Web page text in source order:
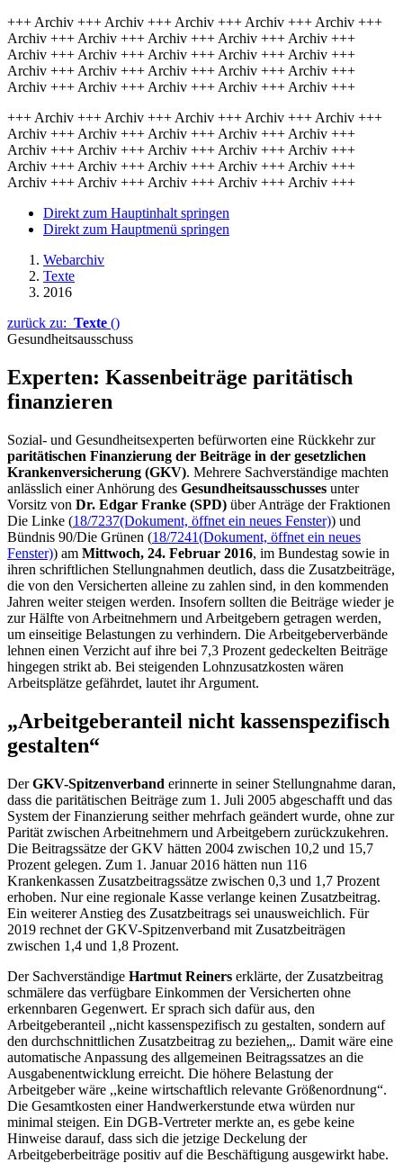
+++ Archiv +++ Archiv +++ Archiv +++ Archiv +++ Archiv +++
Archiv +++ Archiv +++ Archiv +++ Archiv +++ Archiv +++
Archiv +++ Archiv +++ Archiv +++ Archiv +++ Archiv +++
Archiv +++ Archiv +++ Archiv +++ Archiv +++ Archiv +++
Archiv +++ Archiv +++ Archiv +++ Archiv +++ Archiv +++
+++ Archiv +++ Archiv +++ Archiv +++ Archiv +++ Archiv +++
Archiv +++ Archiv +++ Archiv +++ Archiv +++ Archiv +++
Archiv +++ Archiv +++ Archiv +++ Archiv +++ Archiv +++
Archiv +++ Archiv +++ Archiv +++ Archiv +++ Archiv +++
Archiv +++ Archiv +++ Archiv +++ Archiv +++ Archiv +++
Direkt zum Hauptinhalt springen
Direkt zum Hauptmenü springen
Webarchiv
Texte
2016
zurück zu: Texte ()
Gesundheitsausschuss
Experten: Kassenbeiträge paritätisch
finanzieren
Sozial- und Gesundheitsexperten befürworten eine Rückkehr zur
paritätischen Finanzierung der Beiträge in der gesetzlichen
Krankenversicherung (GKV). Mehrere Sachverständige machten
anlässlich einer Anhörung des Gesundheitsausschusses unter
Vorsitz von Dr. Edgar Franke (SPD) über Anträge der Fraktionen
Die Linke (18/7237(Dokument, öffnet ein neues Fenster)) und
Bündnis 90/Die Grünen (18/7241(Dokument, öffnet ein neues
Fenster)) am Mittwoch, 24. Februar 2016, im Bundestag sowie in
ihren schriftlichen Stellungnahmen deutlich, dass die Zusatzbeiträge,
die von den Versicherten alleine zu zahlen sind, in den kommenden
Jahren weiter steigen werden. Insofern sollten die Beiträge wieder je
zur Hälfte von Arbeitnehmern und Arbeitgebern getragen werden,
um einseitige Belastungen zu verhindern. Die Arbeitgeberverbände
lehnen einen Verzicht auf ihre bei 7,3 Prozent gedeckelten Beiträge
hingegen strikt ab. Bei steigenden Lohnzusatzkosten wären
Arbeitsplätze gefährdet, lautet ihr Argument.
„Arbeitgeberanteil nicht kassenspezifisch
gestalten“
DerGKV-Spitzenverband erinnerte in seiner Stellungnahme daran,
dass die paritätischen Beiträge zum 1. Juli 2005 abgeschafft und das
System der Finanzierung seither mehrfach geändert wurde, ohne zur
Parität zwischen Arbeitnehmern und Arbeitgebern zurückzukehren.
Die Beitragssätze der GKV hätten 2004 zwischen 10,2 und 15,7
Prozent gelegen. Zum 1. Januar 2016 hätten nun 116
Krankenkassen Zusatzbeitragssätze zwischen 0,3 und 1,7 Prozent
erhoben. Nur eine regionale Kasse verlange keinen Zusatzbeitrag.
Ein weiterer Anstieg des Zusatzbeitrags sei unausweichlich. Für
2019 rechnet der GKV-Spitzenverband mit Zusatzbeiträgen
zwischen 1,4 und 1,8 Prozent.
Der Sachverständige Hartmut Reiners erklärte, der Zusatzbeitrag
schmälere das verfügbare Einkommen der Versicherten ohne
erkennbaren Gegenwert. Er sprach sich dafür aus, den
Arbeitgeberanteil ,,nicht kassenspezifisch zu gestalten, sondern auf
den durchschnittlichen Zusatzbeitrag zu beziehen„. Damit wäre eine
automatische Anpassung des allgemeinen Beitragssatzes an die
Ausgabenentwicklung erreicht. Die höhere Belastung der
Arbeitgeber wäre ,,keine wirtschaftlich relevante Größenordnung“.
Die Gesamtkosten einer Handwerkerstunde etwa würden nur
minimal steigen. Ein DGB-Vertreter merkte an, es gebe keine
Hinweise darauf, dass sich die jetzige Deckelung der
Arbeitgeberbeiträge positiv auf die Beschäftigung ausgewirkt habe.